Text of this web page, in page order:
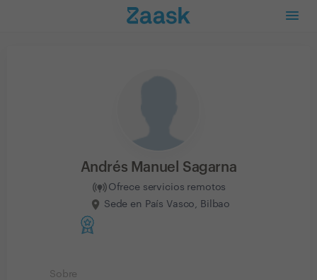
Andrés Manuel Sagarna
Ofrece servicios remotos
Sede en País Vasco, Bilbao
Sobre